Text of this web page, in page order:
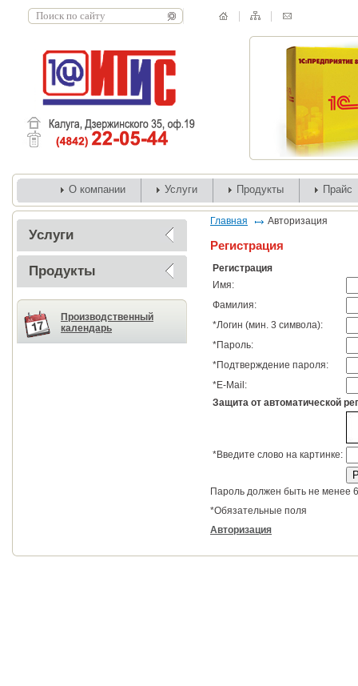
О компании Услуги Продукты Прайс
Услуги
Продукты
Производственный
календарь
Главная Авторизация
Регистрация
Регистрация
Имя:
Фамилия:
*Логин (мин. 3 символа):
*Пароль:
*Подтверждение пароля:
*E-Mail:
Защита от автоматической
*Введите слово на картинке:
Пароль должен быть не менее
*Обязательные поля
Авторизация